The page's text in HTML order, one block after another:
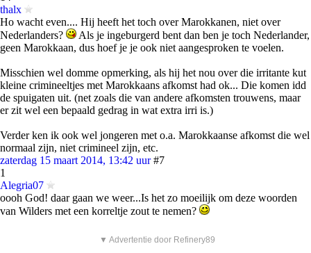
thalx
Ho wacht even.... Hij heeft het toch over Marokkanen, niet over
Nederlanders?
Als je ingeburgerd bent dan ben je toch Nederlander,
geen Marokkaan, dus hoef je je ook niet aangesproken te voelen.
Misschien wel domme opmerking, als hij het nou over die irritante kut
kleine crimineeltjes met Marokkaans afkomst had ok... Die komen idd
de spuigaten uit. (net zoals die van andere afkomsten trouwens, maar
er zit wel een bepaald gedrag in wat extra irri is.)
Verder ken ik ook wel jongeren met o.a. Marokkaanse afkomst die wel
normaal zijn, niet crimineel zijn, etc.
zaterdag 15 maart 2014, 13:42 uur #7
1
Alegria07
oooh God! daar gaan we weer...Is het zo moeilijk om deze woorden
van Wilders met een korreltje zout te nemen?
▼ Advertentie door Refinery89